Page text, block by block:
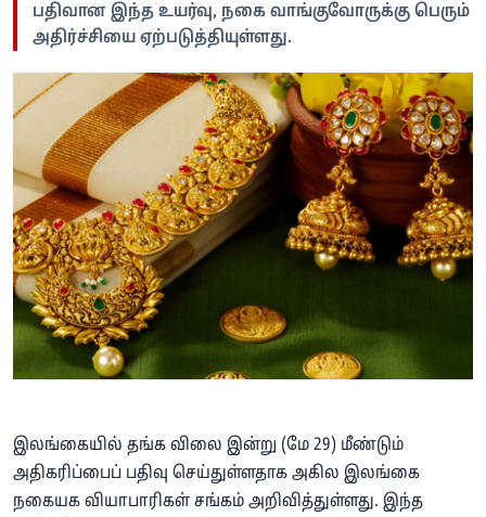
பதிவான இந்த உயர்வு, நகை வாங்குவோருக்கு பெரும்
அதிர்ச்சியை ஏற்படுத்தியுள்ளது.
இலங்கையில் தங்க விலை இன்று (மே 29) மீண்டும்
அதிகரிப்பைப் பதிவு செய்துள்ளதாக அகில இலங்கை
நகையக வியாபாரிகள் சங்கம் அறிவித்துள்ளது. இந்த